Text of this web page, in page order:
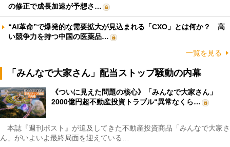
の修正で成長加速が予想さ…
“AI革命”で爆発的な需要拡大が見込まれる「CXO」とは何か？ 高
い競争力を持つ中国の医薬品…
一覧を見る
「みんなで大家さん」配当ストップ騒動の内幕
《ついに見えた問題の核心》「みんなで大家さん」
2000億円超不動産投資トラブル“異常なくら…
本誌『週刊ポスト』が追及してきた不動産投資商品「みんなで大家さ
ん」がいよいよ最終局面を迎えている…